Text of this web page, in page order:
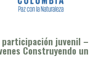
juvenil
Construyendo